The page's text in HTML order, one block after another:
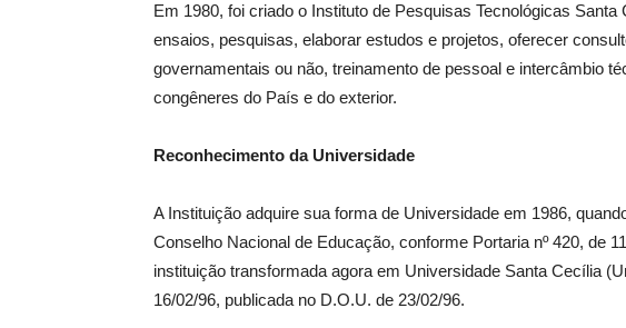
Em 1980, foi criado o Instituto de Pesquisas Tecnológicas
ensaios, pesquisas, elaborar estudos e projetos, oferecer
governamentais ou não, treinamento de pessoal e intercâmbio
congêneres do País e do exterior.
Reconhecimento da Universidade
A Instituição adquire sua forma de Universidade em 1986,
Conselho Nacional de Educação, conforme Portaria nº 420, de
instituição transformada agora em Universidade Santa Cecília
16/02/96, publicada no D.O.U. de 23/02/96.